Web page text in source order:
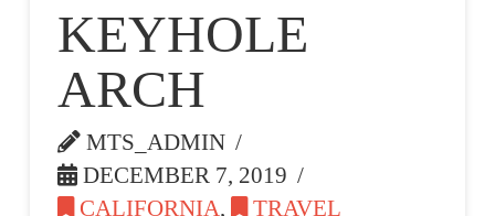
KEYHOLE
ARCH
MTS_ADMIN
DECEMBER 7, 2019
CALIFORNIA, TRAVEL